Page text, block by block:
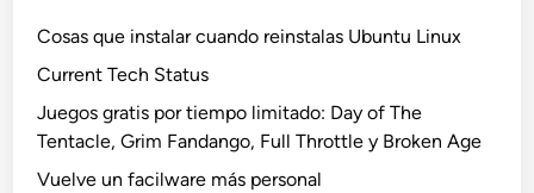
Cosas que instalar cuando reinstalas Ubuntu Linux
Current Tech Status
Juegos gratis por tiempo limitado: Day of The
Tentacle, Grim Fandango, Full Throttle y Broken Age
Vuelve un facilware más personal